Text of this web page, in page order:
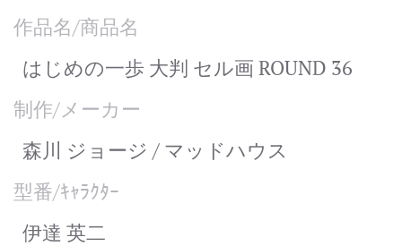
作品名/商品名
はじめの一歩 大判 セル画 ROUND 36
制作/メーカー
森川 ジョージ / マッドハウス
型番/ｷｬﾗｸﾀｰ
伊達 英二